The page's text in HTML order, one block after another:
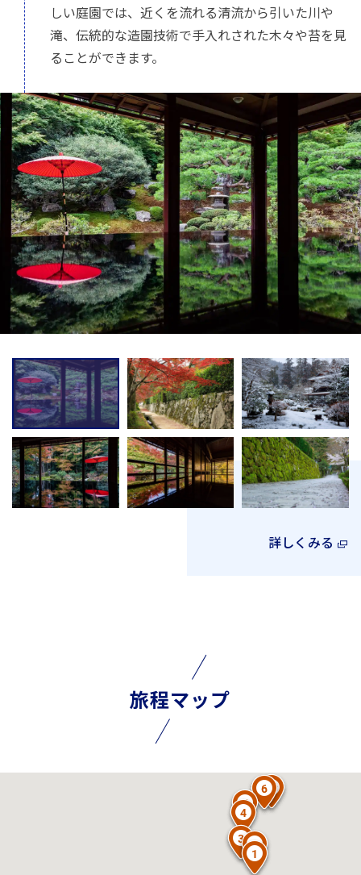
しい庭園では、近くを流れる清流から引いた川や
滝、伝統的な造園技術で手入れされた木々や苔を見
ることができます。
詳しくみる
旅程マップ